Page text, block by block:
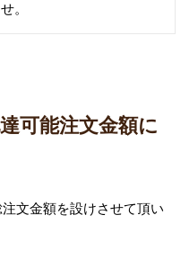
。
可能注文金額に
文金額を設けさせて頂い